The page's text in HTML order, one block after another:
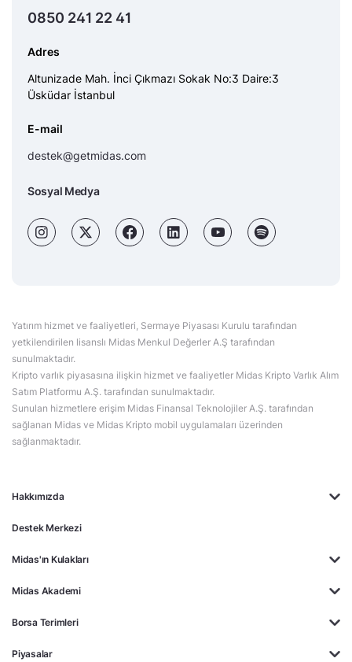
Hakkımızda
Destek Merkezi
Midas'ın Kulakları
Midas Akademi
Borsa Terimleri
Piyasalar
0850 241 22 41
Adres
Altunizade Mah. İnci Çıkmazı Sokak No:3 Daire:3
Üsküdar İstanbul
E-mail
destek@getmidas.com
Sosyal Medya
Yatırım hizmet ve faaliyetleri, Sermaye Piyasası Kurulu tarafından
yetkilendirilen lisanslı Midas Menkul Değerler A.Ş tarafından
sunulmaktadır.
Kripto varlık piyasasına ilişkin hizmet ve faaliyetler Midas Kripto Varlık Alım
Satım Platformu A.Ş. tarafından sunulmaktadır.
Sunulan hizmetlere erişim Midas Finansal Teknolojiler A.Ş. tarafından
sağlanan Midas ve Midas Kripto mobil uygulamaları üzerinden
sağlanmaktadır.